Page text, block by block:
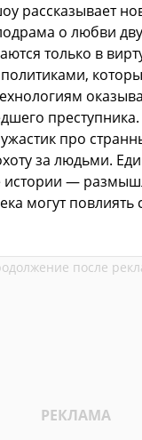
рассказывает
о любви
только в
про
за людьми.
истории —
могут